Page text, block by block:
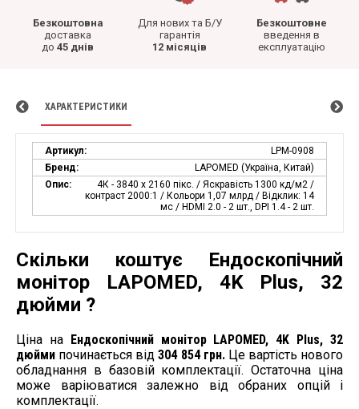
Безкоштовна
доставка
до 45 днів
Для нових та Б/У
гарантія
12 місяців
Безкоштовне
введення в
експлуатацію
ХАРАКТЕРИСТИКИ
Артикул:
LPM-0908
Бренд:
LAPOMED (Україна, Китай)
Опис:
4К - 3840 х 2160 пікс. / Яскравість 1300 кд/м2 /
контраст 2000:1 / Кольори 1,07 млрд / Відклик: 14
мс / HDMI 2.0 - 2 шт., DPI 1.4 - 2 шт.
Скільки коштує Ендоскопічний
монітор LAPOMED, 4K Plus, 32
дюйми ?
Ціна на Ендоскопічний монітор LAPOMED, 4K Plus, 32
дюйми починається від304 854 грн.Це вартість нового
обладнання в базовій комплектації. Остаточна ціна
може варіюватися залежно від обраних опцій і
комплектації.